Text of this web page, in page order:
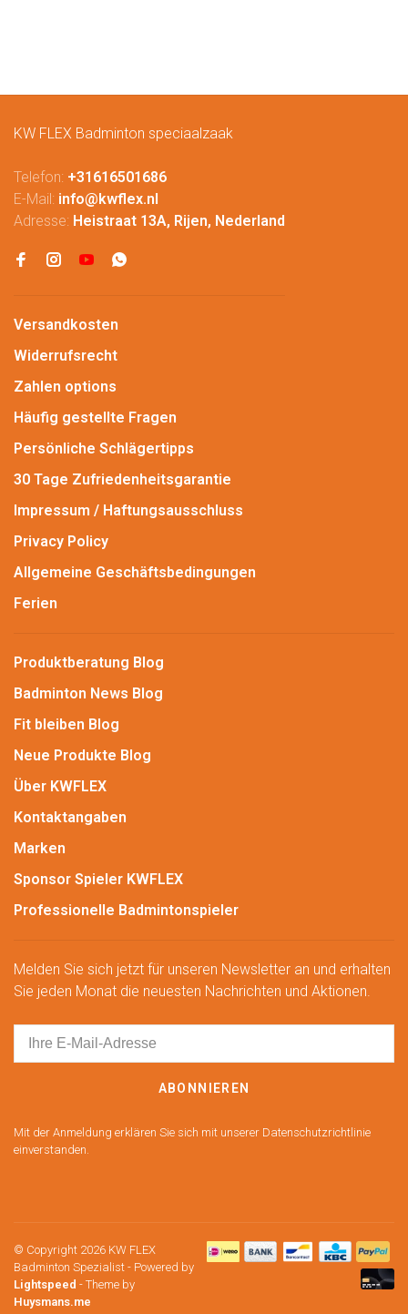
KW FLEX Badminton speciaalzaak
Telefon: +31616501686
E-Mail: info@kwflex.nl
Adresse: Heistraat 13A, Rijen, Nederland
Versandkosten
Widerrufsrecht
Zahlen options
Häufig gestellte Fragen
Persönliche Schlägertipps
30 Tage Zufriedenheitsgarantie
Impressum / Haftungsausschluss
Privacy Policy
Allgemeine Geschäftsbedingungen
Ferien
Produktberatung Blog
Badminton News Blog
Fit bleiben Blog
Neue Produkte Blog
Über KWFLEX
Kontaktangaben
Marken
Sponsor Spieler KWFLEX
Professionelle Badmintonspieler
Melden Sie sich jetzt für unseren Newsletter an und erhalten
Sie jeden Monat die neuesten Nachrichten und Aktionen.
ABONNIEREN
Mit der Anmeldung erklären Sie sich mit unserer Datenschutzrichtlinie
einverstanden.
© Copyright 2026 KW FLEX
Badminton Spezialist - Powered by
Lightspeed - Theme by
Huysmans.me